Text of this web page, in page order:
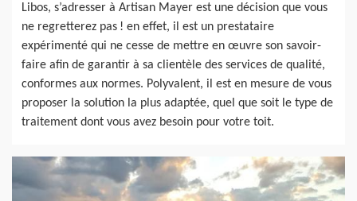
Libos, s’adresser à Artisan Mayer est une décision que vous
ne regretterez pas ! en effet, il est un prestataire
expérimenté qui ne cesse de mettre en œuvre son savoir-
faire afin de garantir à sa clientèle des services de qualité,
conformes aux normes. Polyvalent, il est en mesure de vous
proposer la solution la plus adaptée, quel que soit le type de
traitement dont vous avez besoin pour votre toit.